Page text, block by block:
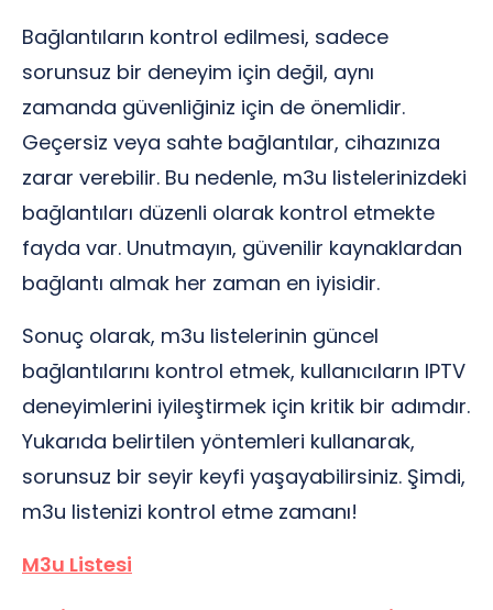
Bağlantıların kontrol edilmesi, sadece
sorunsuz bir deneyim için değil, aynı
zamanda güvenliğiniz için de önemlidir.
Geçersiz veya sahte bağlantılar, cihazınıza
zarar verebilir. Bu nedenle, m3u listelerinizdeki
bağlantıları düzenli olarak kontrol etmekte
fayda var. Unutmayın, güvenilir kaynaklardan
bağlantı almak her zaman en iyisidir.
Sonuç olarak, m3u listelerinin güncel
bağlantılarını kontrol etmek, kullanıcıların IPTV
deneyimlerini iyileştirmek için kritik bir adımdır.
Yukarıda belirtilen yöntemleri kullanarak,
sorunsuz bir seyir keyfi yaşayabilirsiniz. Şimdi,
m3u listenizi kontrol etme zamanı!
M3u Listesi